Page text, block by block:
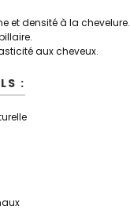
et densité à la chevelure.
aux cheveux.
: